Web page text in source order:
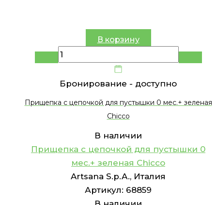
В корзину
Бронирование - доступно
Прищепка с цепочкой для пустышки 0 мес.+ зеленая
Chicco
В наличии
Прищепка с цепочкой для пустышки 0
мес.+ зеленая Chicco
Artsana S.p.A., Италия
Артикул: 68859